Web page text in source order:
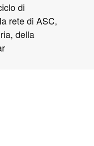
di
rete di ASC,
della